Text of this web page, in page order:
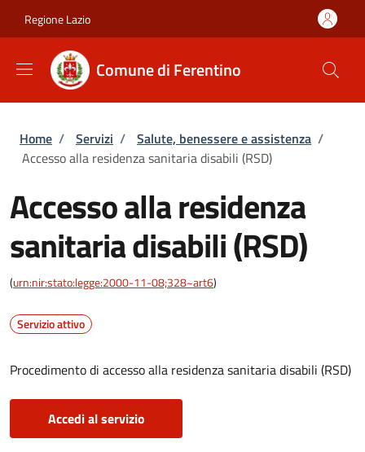
Regione Lazio
Comune di Ferentino
Briciole di pane
Home / Servizi / Salute, benessere e assistenza /
Accesso alla residenza sanitaria disabili (RSD)
Accesso alla residenza
sanitaria disabili (RSD)
(urn:nir:stato:legge:2000-11-08;328~art6)
Servizio attivo
Procedimento di accesso alla residenza sanitaria disabili (RSD)
Accedi al servizio